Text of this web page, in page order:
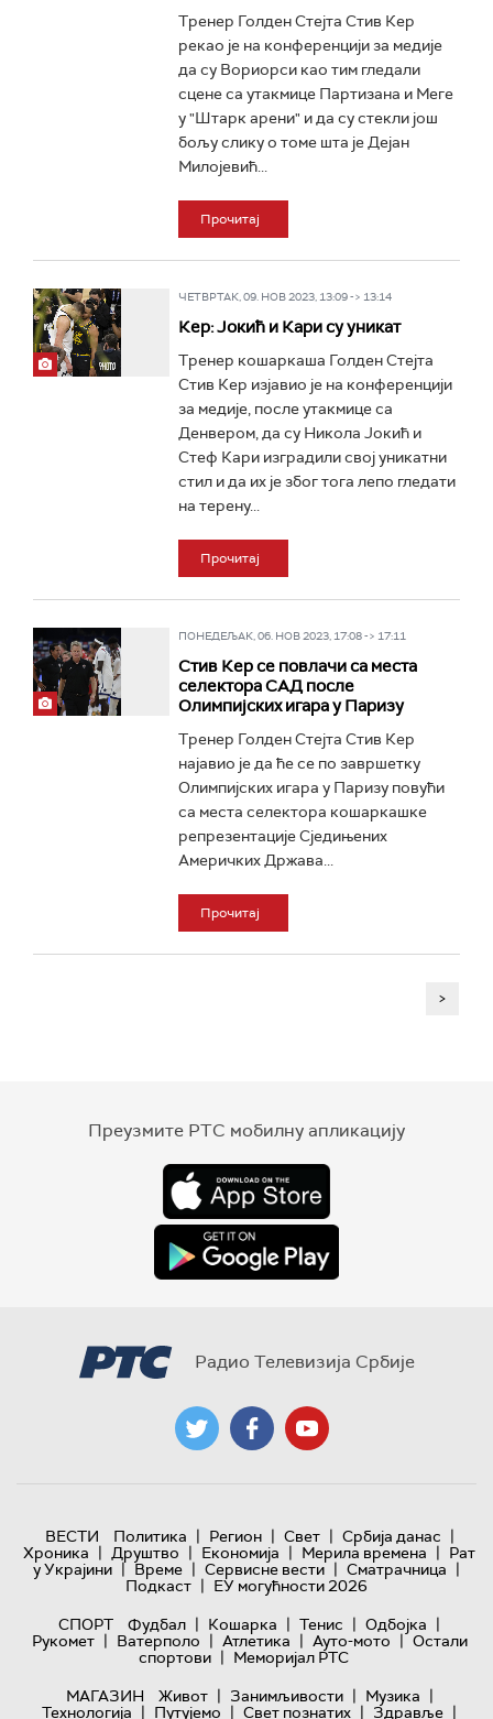
Тренер Голден Стејта Стив Кер
рекао је на конференцији за медије
да су Вориорси као тим гледали
сцене са утакмице Партизана и Меге
у "Штарк арени" и да су стекли још
бољу слику о томе шта је Дејан
Милојевић...
Прочитај
ЧЕТВРТАК, 09. НОВ 2023, 13:09 -> 13:14
Кер: Јокић и Кари су уникат
Tренер кошаркаша Голден Стејта
Стив Кер изјавио је на конференцији
за медије, после утакмице са
Денвером, да су Никола Јокић и
Стеф Кари изградили свој уникатни
стил и да их је због тога лепо гледати
на терену...
Прочитај
ПОНЕДЕЉАК, 06. НОВ 2023, 17:08 -> 17:11
Стив Кер се повлачи са места
селектора САД после
Олимпијских игара у Паризу
Тренер Голден Стејта Стив Кер
најавио је да ће се по завршетку
Олимпијских игара у Паризу повући
са места селектора кошаркашке
репрезентације Сједињених
Америчких Држава...
Прочитај
>
Преузмите РТС мобилну апликацију
Радио Телевизија Србије
ВЕСТИ Политика | Регион | Свет | Србија данас |
Хроника | Друштво | Економија | Мерила времена | Рат
у Украјини | Време | Сервисне вести | Сматрачница |
Подкаст | ЕУ могућности 2026
СПОРТ
Фудбал | Кошарка | Тенис | Одбојка |
Рукомет | Ватерполо | Атлетика | Ауто-мото | Остали
спортови | Меморијал РТС
МАГАЗИН
Живот | Занимљивости | Музика |
Технологијa | Путујемо | Свет познатих | Здравље |